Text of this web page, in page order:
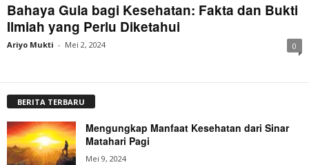
Bahaya Gula bagi Kesehatan: Fakta dan Bukti
Ilmiah yang Perlu Diketahui
Ariyo Mukti - Mei 2, 2024 0
BERITA TERBARU
Mengungkap Manfaat Kesehatan dari Sinar
Matahari Pagi
Mei 9, 2024